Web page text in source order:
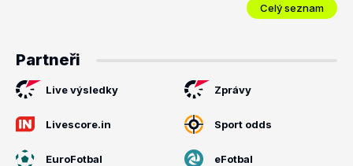
Celý seznam
Partneři
Live výsledky Zprávy
Livescore.in Sport odds
EuroFotbal eFotbal